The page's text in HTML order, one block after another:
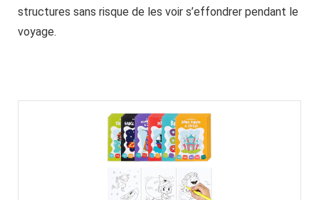
structures sans risque de les voir s’effondrer pendant le
voyage.